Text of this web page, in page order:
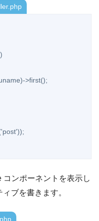
ンポーネントを表示し
ブを書きます。